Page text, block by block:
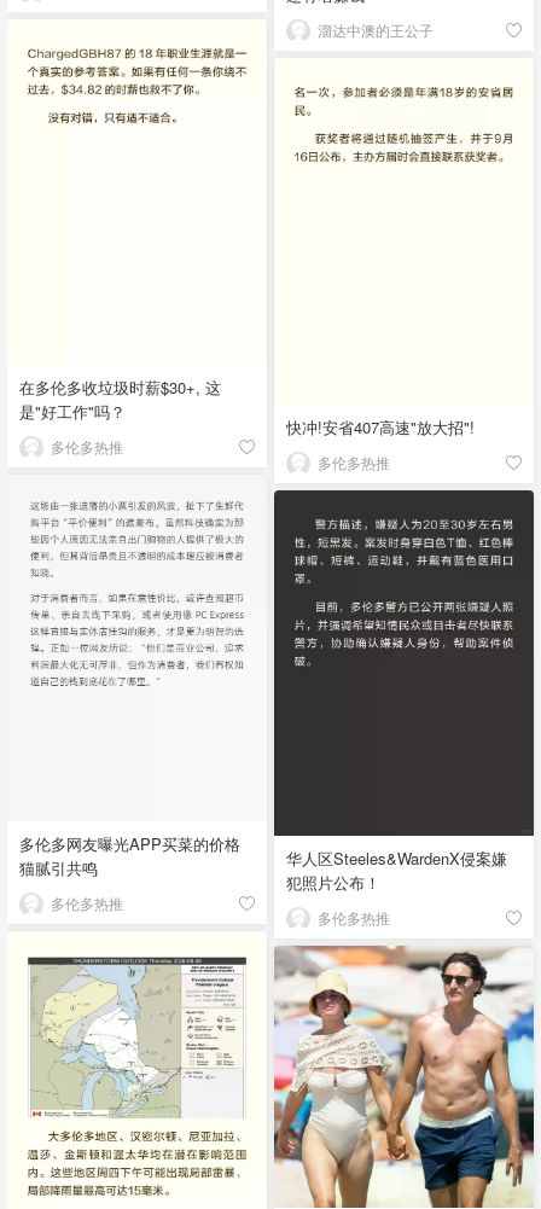
溜达中澳的王公子
在多伦多收垃圾时薪$30+, 这
是"好工作"吗？
多伦多热推
快冲!安省407高速"放大招"!
多伦多热推
多伦多网友曝光APP买菜的价格
猫腻引共鸣
多伦多热推
华人区Steeles&WardenX侵案嫌
犯照片公布！
多伦多热推